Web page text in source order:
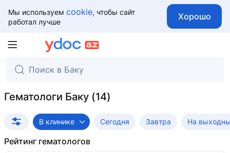
Мы используем cookie, чтобы сайт
работал лучше
Хорошо
Гематологи Баку
В клинике Сегодня Завтра На
Рейтинг гематологов